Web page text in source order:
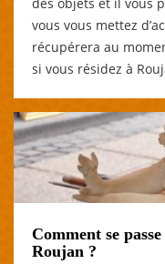
vous vous mettez
récupérera au
si vous résidez à
Comment se
Roujan ?